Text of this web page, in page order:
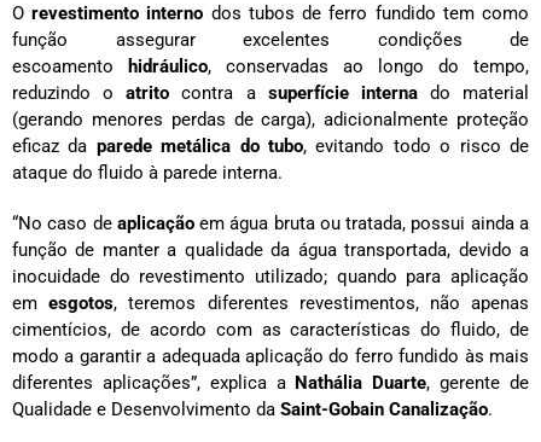
Orevestimento interno dos tubos de ferro fundido tem como
função assegurar excelentes condições de
escoamento
hidráulico, conservadas ao longo do tempo,
reduzindo oatritocontra a superfície interna do material
(gerando menores perdas de carga), adicionalmente proteção
eficaz da parede metálica do tubo, evitando todo o risco de
ataque do fluido à parede interna.
“No caso de aplicaçãoem água bruta ou tratada, possui ainda a
função de manter a qualidade da água transportada, devido a
inocuidade do revestimento utilizado; quando para aplicação
emesgotos, teremos diferentes revestimentos, não apenas
cimentícios, de acordo com as características do fluido, de
modo a garantir a adequada aplicação do ferro fundido às mais
diferentes aplicações”, explica a Nathália Duarte, gerente de
Qualidade e Desenvolvimento da Saint-Gobain Canalização.